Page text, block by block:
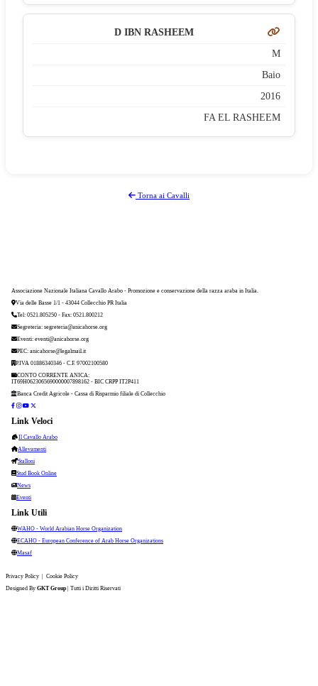
D IBN RASHEEM
M
Baio
2016
FA EL RASHEEM
Torna ai Cavalli
Associazione Nazionale Italiana Cavallo Arabo - Promozione e conservazione della razza araba in Italia.
Via delle Basse 1/1 - 43044 Collecchio PR Italia
Tel: 0521.805250 - Fax: 0521.800212
Segreteria: segreteria@anicahorse.org
Eventi: eventi@anicahorse.org
PEC: anicahorse@legalmail.it
P.IVA 01886340346 - C.F. 97002100580
CONTO CORRENTE ANICA:
IT69H0623065690000007898162 - BIC CRPP IT2P411
Banca Credit Agricole - Cassa di Risparmio filiale di Collecchio
Link Veloci
Il Cavallo Arabo
Allevamenti
Stalloni
Stud Book Online
News
Eventi
Link Utili
WAHO - World Arabian Horse Organization
ECAHO - European Conference of Arab Horse Organizations
Masaf
Privacy Policy
Cookie Policy
Designed By GKT Group | Tutti i Diritti Riservati